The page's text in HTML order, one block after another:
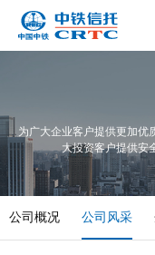
为广大企业客户提供更加优
大投资客户提供安
公司概况 公司风采